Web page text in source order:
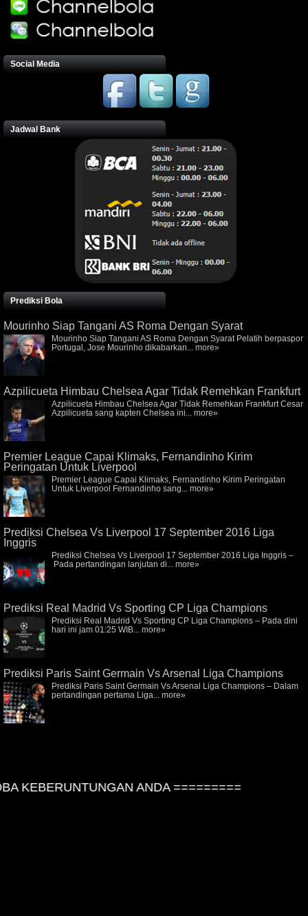
Social Media
Jadwal Bank
Prediksi Bola
Mourinho Siap Tangani AS Roma Dengan Syarat
Mourinho Siap Tangani AS Roma Dengan Syarat Pelatih berpaspor
Portugal, Jose Mourinho dikabarkan... more»
Azpilicueta Himbau Chelsea Agar Tidak Remehkan Frankfurt
Azpilicueta Himbau Chelsea Agar Tidak Remehkan Frankfurt Cesar
Azpilicueta sang kapten Chelsea ini... more»
Premier League Capai Klimaks, Fernandinho Kirim
Peringatan Untuk Liverpool
Premier League Capai Klimaks, Fernandinho Kirim Peringatan
Untuk Liverpool Fernandinho sang... more»
Prediksi Chelsea Vs Liverpool 17 September 2016 Liga
Inggris
Prediksi Chelsea Vs Liverpool 17 September 2016 Liga Inggris –
Pada pertandingan lanjutan di... more»
Prediksi Real Madrid Vs Sporting CP Liga Champions
Prediksi Real Madrid Vs Sporting CP Liga Champions – Pada dini
hari ini jam 01:25 WIB... more»
Prediksi Paris Saint Germain Vs Arsenal Liga Champions
Prediksi Paris Saint Germain Vs Arsenal Liga Champions – Dalam
pertandingan pertama Liga... more»
KEBERUNTUNGAN ANDA =========